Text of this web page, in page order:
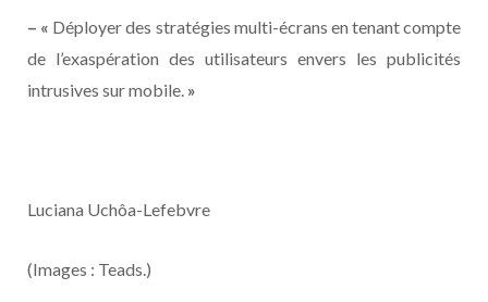
– « Déployer des stratégies multi-écrans en tenant compte
de l’exaspération des utilisateurs envers les publicités
intrusives sur mobile. »
Luciana Uchôa-Lefebvre
(Images : Teads.)